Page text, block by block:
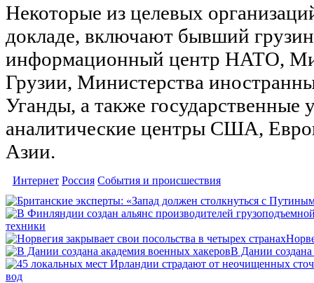
Некоторые из целевых
докладе, включают бывший
информационный центр НАТО,
Грузии, Министерства
Уганды, а также государственные
аналитические центры США,
Азии.
Интернет Россия События и происшествия
техники
В Дании
вод